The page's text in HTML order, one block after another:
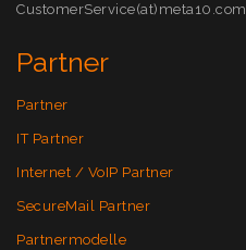
CustomerService(at)meta10.com
Partner
Partner
IT Partner
Internet / VoIP Partner
SecureMail Partner
Partnermodelle